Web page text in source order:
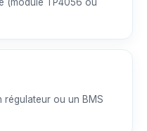
régulateur ou un BMS